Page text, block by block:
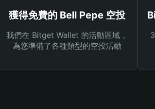
獲得免費的 Bell Pepe 空投
我們在 Bitget Wallet 的活動區域，
為您準備了各種類型的空投活動